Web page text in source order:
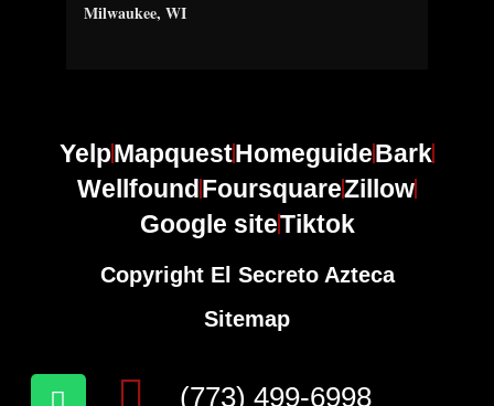
Milwaukee, WI
YelpMapquestHomeguideBark
WellfoundFoursquareZillow
Google siteTiktok
Copyright El Secreto Azteca
Sitemap
(773) 499-6998